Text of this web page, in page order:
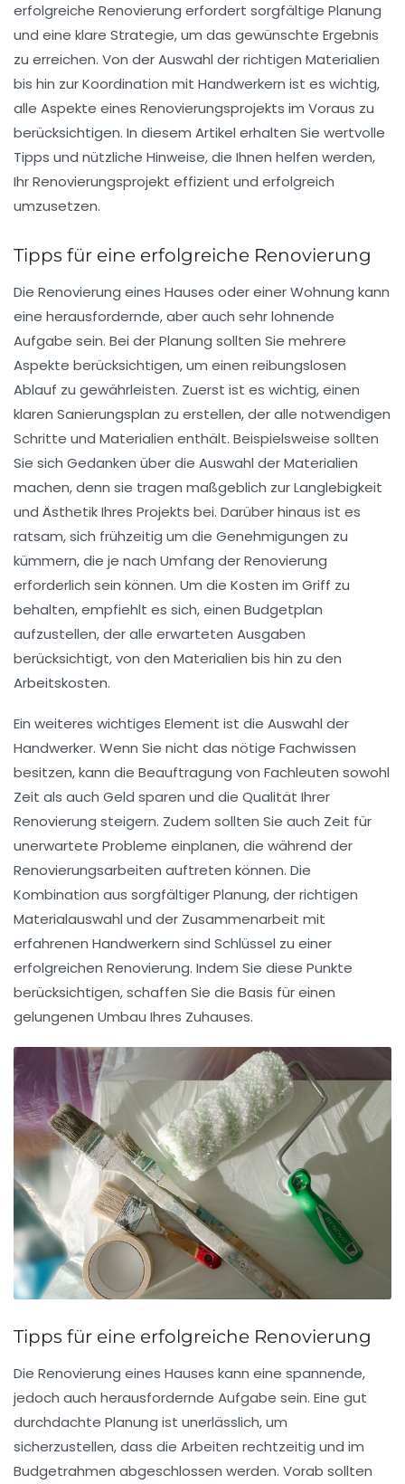
erfolgreiche Renovierung erfordert sorgfältige Planung
und eine klare Strategie, um das gewünschte Ergebnis
zu erreichen. Von der Auswahl der richtigen Materialien
bis hin zur Koordination mit Handwerkern ist es wichtig,
alle Aspekte eines Renovierungsprojekts im Voraus zu
berücksichtigen. In diesem Artikel erhalten Sie wertvolle
Tipps und nützliche Hinweise, die Ihnen helfen werden,
IhrRenovierungsprojekt effizient und erfolgreich
umzusetzen.
Tipps für eine erfolgreiche Renovierung
Die Renovierung eines Hauses oder einer Wohnung kann
eine herausfordernde, aber auch sehr lohnende
Aufgabe sein. Bei der Planung sollten Sie mehrere
Aspekte berücksichtigen, um einen reibungslosen
Ablauf zu gewährleisten. Zuerst ist es wichtig, einen
klaren Sanierungsplan zu erstellen, der alle notwendigen
Schritte und Materialien enthält. Beispielsweise sollten
Sie sich Gedanken über die Auswahl der Materialien
machen, denn sie tragen maßgeblich zur Langlebigkeit
und Ästhetik Ihres Projekts bei. Darüber hinaus ist es
ratsam, sich frühzeitig um die Genehmigungen zu
kümmern, die je nach Umfang der Renovierung
erforderlich sein können. Um die Kosten im Griff zu
behalten, empfiehlt es sich, einen Budgetplan
aufzustellen, der alle erwarteten Ausgaben
berücksichtigt, von den Materialien bis hin zu den
Arbeitskosten.
Ein weiteres wichtiges Element ist die Auswahl der
Handwerker. Wenn Sie nicht das nötige Fachwissen
besitzen, kann die Beauftragung von Fachleuten sowohl
Zeit als auch Geld sparen und die Qualität Ihrer
Renovierung steigern. Zudem sollten Sie auch Zeit für
unerwartete Probleme einplanen, die während der
Renovierungsarbeiten auftreten können. Die
Kombination aus sorgfältiger Planung, der richtigen
Materialauswahl und der Zusammenarbeit mit
erfahrenen Handwerkern sind Schlüssel zu einer
erfolgreichen Renovierung. Indem Sie diese Punkte
berücksichtigen, schaffen Sie die Basis für einen
gelungenen Umbau Ihres Zuhauses.
Tipps für eine erfolgreiche Renovierung
Die Renovierung eines Hauses kann eine spannende,
jedoch auch herausfordernde Aufgabe sein. Eine gut
durchdachte Planung ist unerlässlich, um
sicherzustellen, dass die Arbeiten rechtzeitig und im
Budgetrahmen abgeschlossen werden. Vorab sollten